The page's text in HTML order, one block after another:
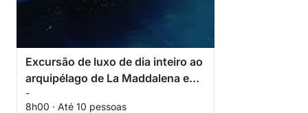
Excursão de luxo de dia inteiro ao
arquipélago de La Maddalena e
Caprera
-
8h00 · Até 10 pessoas